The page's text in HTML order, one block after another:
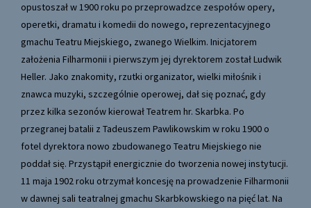
opustoszał w 1900 roku po przeprowadzce zespołów opery,
operetki, dramatu i komedii do nowego, reprezentacyjnego
gmachu Teatru Miejskiego, zwanego Wielkim. Inicjatorem
założenia Filharmonii i pierwszym jej dyrektorem został Ludwik
Heller. Jako znakomity, rzutki organizator, wielki miłośnik i
znawca muzyki, szczególnie operowej, dał się poznać, gdy
przez kilka sezonów kierował Teatrem hr. Skarbka. Po
przegranej batalii z Tadeuszem Pawlikowskim w roku 1900 o
fotel dyrektora nowo zbudowanego Teatru Miejskiego nie
poddał się. Przystąpił energicznie do tworzenia nowej instytucji.
11 maja 1902 roku otrzymał koncesję na prowadzenie Filharmonii
w dawnej sali teatralnej gmachu Skarbkowskiego na pięć lat. Na